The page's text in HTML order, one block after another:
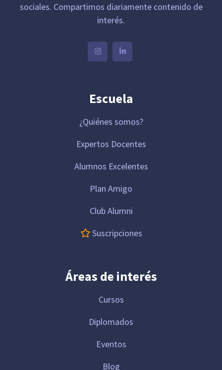
sociales. Compartimos diariamente contenido de
interés.
Escuela
¿Quiénes somos?
Expertos Docentes
Alumnos Excelentes
Plan Amigo
Club Alumni
Suscripciones
Áreas de interés
Cursos
Diplomados
Eventos
Blog